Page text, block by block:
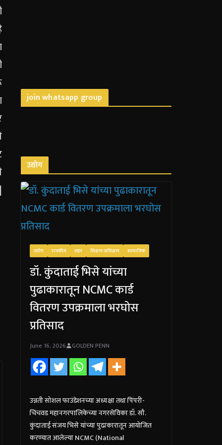
join whatsapp group
उद्योग
उद्योग राजकीय शहर शिक्षण-प्रशिक्षण सामाजिक
डॉ. कुंदाताई भिसे यांच्या
पुढाकारातून NCMC कार्ड
वितरण उपक्रमाला भरघोस
प्रतिसाद
June 16, 2026 GOLDEN PENN
उन्नती सोशल फाउंडेशनच्या अध्यक्षा तथा पिंपरी-
चिंचवड महानगरपालिकेच्या नगरसेविका डॉ. सौ.
कुंदाताई संजय भिसे यांच्या पुढाकारातून आयोजित
करण्यात आलेल्या NCMC (National